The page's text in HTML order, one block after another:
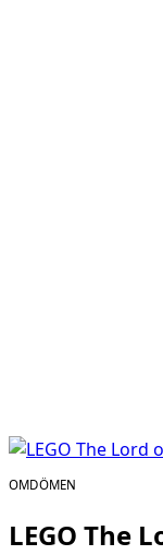
OMDÖMEN
LEGO The